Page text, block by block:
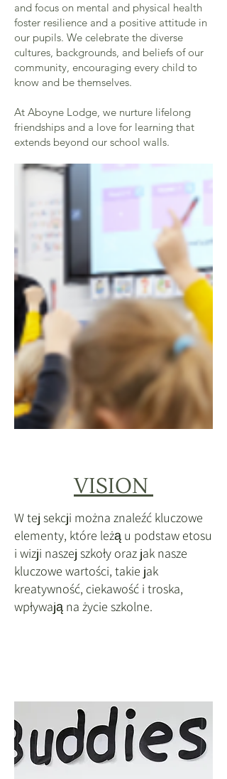
and focus on mental and physical health
foster resilience and a positive attitude in
our pupils. We celebrate the diverse
cultures, backgrounds, and beliefs of our
community, encouraging every child to
know and be themselves.
At Aboyne Lodge, we nurture lifelong
friendships and a love for learning that
extends beyond our school walls.
VISION
W tej sekcji można znaleźć kluczowe
elementy, które leżą u podstaw etosu
i wizji naszej szkoły oraz jak nasze
kluczowe wartości, takie jak
kreatywność, ciekawość i troska,
wpływają na życie szkolne.